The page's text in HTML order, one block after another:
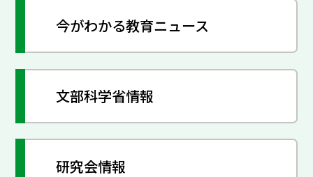
今がわかる教育ニュース
文部科学省情報
研究会情報